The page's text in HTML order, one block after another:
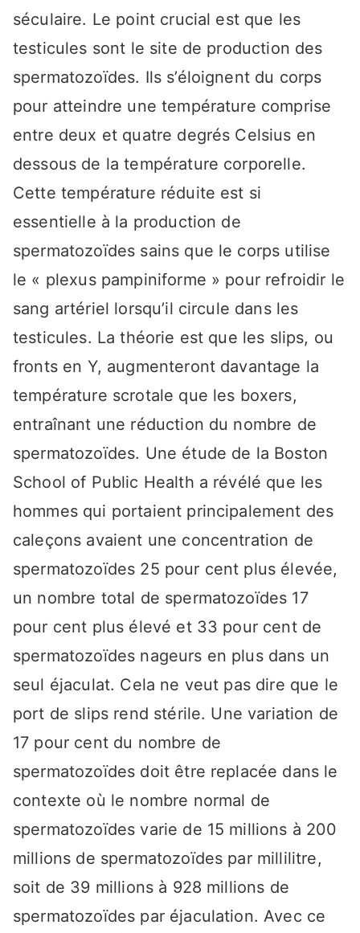
séculaire. Le point crucial est que les
testicules sont le site de production des
spermatozoïdes. Ils s’éloignent du corps
pour atteindre une température comprise
entre deux et quatre degrés Celsius en
dessous de la température corporelle.
Cette température réduite est si
essentielle à la production de
spermatozoïdes sains que le corps utilise
le « plexus pampiniforme » pour refroidir le
sang artériel lorsqu’il circule dans les
testicules. La théorie est que les slips, ou
fronts en Y, augmenteront davantage la
température scrotale que les boxers,
entraînant une réduction du nombre de
spermatozoïdes. Une étude de la Boston
School of Public Health a révélé que les
hommes qui portaient principalement des
caleçons avaient une concentration de
spermatozoïdes 25 pour cent plus élevée,
un nombre total de spermatozoïdes 17
pour cent plus élevé et 33 pour cent de
spermatozoïdes nageurs en plus dans un
seul éjaculat. Cela ne veut pas dire que le
port de slips rend stérile. Une variation de
17 pour cent du nombre de
spermatozoïdes doit être replacée dans le
contexte où le nombre normal de
spermatozoïdes varie de 15 millions à 200
millions de spermatozoïdes par millilitre,
soit de 39 millions à 928 millions de
spermatozoïdes par éjaculation. Avec ce